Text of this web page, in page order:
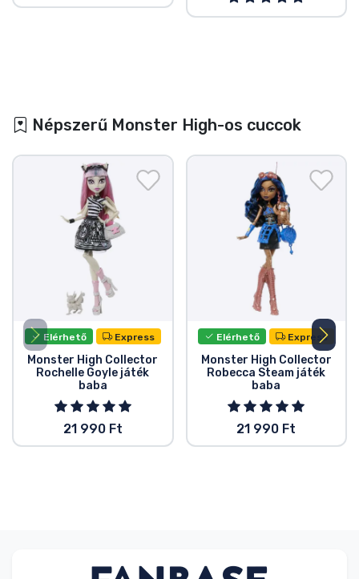
Népszerű Monster High-os cuccok
Elérhető Express
Monster High Collector
Rochelle Goyle játék
baba
21 990 Ft
Elérhető Express
Monster High Collector
Robecca Steam játék
baba
21 990 Ft